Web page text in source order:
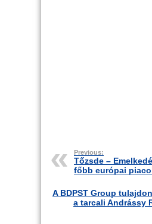
Previous:
Tőzsde –
főbb európai
A BDPST Group
a tarcali Andrássy